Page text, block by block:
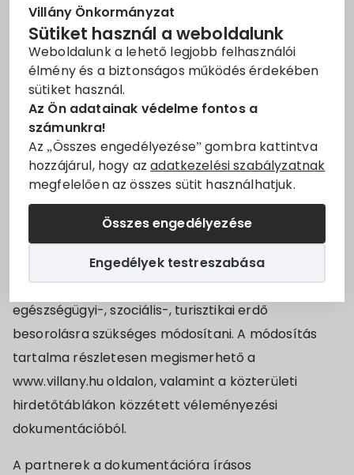
Villány Önkormányzat
Sütiket használ a weboldalunk
Weboldalunk a lehető legjobb felhasználói
élmény és a biztonságos működés érdekében
sütiket használ.
Az Ön adatainak védelme fontos a
számunkra!
Az „Összes engedélyezése” gombra kattintva
hozzájárul, hogy azadatkezelési szabályzatnak
megfelelően az összes sütit használhatjuk.
Összes engedélyezése
Engedélyek testreszabása
Rendelettár
Pályázatok
Dokumentumok
Állásajánlatok
Szolgáltatók
Turizmus
Választási információk
Választási szervek
Választási ügyintézés
2024. évi általános
Módosítás Területrendezés Terv
Villány Város Önkormányzata módosítani kívánja a
város szabályozási tervéről és helyi építési
szabályzatáról szóló 18/2011. (XII.22.) önkormányzati
rendeletét. A módosítás a Villány, 0177. hrsz. alatti,
jelenleg gazdasági erdő besorolású ingatlant érinti,
melyen Villány Város Önkormányzata pályázat
keretében tanösvény kialakítását, ill. információs
táblák elhelyezését tervezi, ezt azonban a jelenlegi
övezeti besorolás nem teszi lehetővé. A pályázati
cél elérése érdekében az övezeti besorolást
egészségügyi-, szociális-, turisztikai erdő
besorolásra szükséges módosítani. A módosítás
tartalma részletesen megismerhető a
www.villany.hu oldalon, valamint a közterületi
hirdetőtáblákon közzétett véleményezési
dokumentációból.
A partnerek a dokumentációra írásos